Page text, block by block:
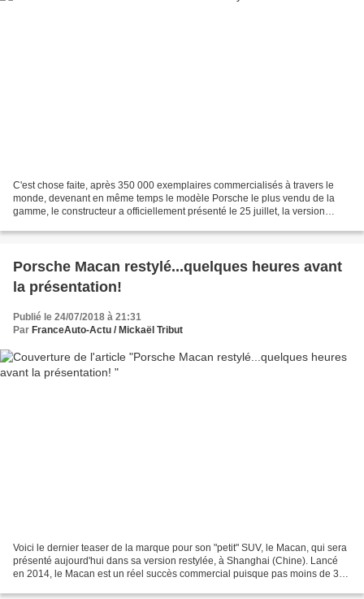
C'est chose faite, après 350 000 exemplaires commercialisés à travers le
monde, devenant en même temps le modèle Porsche le plus vendu de la
gamme, le constructeur a officiellement présenté le 25 juillet, la version
Porsche Macan restylé...quelques heures avant
la présentation!
Publié le 24/07/2018 à 21:31
Par FranceAuto-Actu / Mickaël Tribut
Voici le dernier teaser de la marque pour son "petit" SUV, le Macan, qui sera
présenté aujourd'hui dans sa version restylée, à Shanghai (Chine). Lancé
en 2014, le Macan est un réel succès commercial puisque pas moins de 350